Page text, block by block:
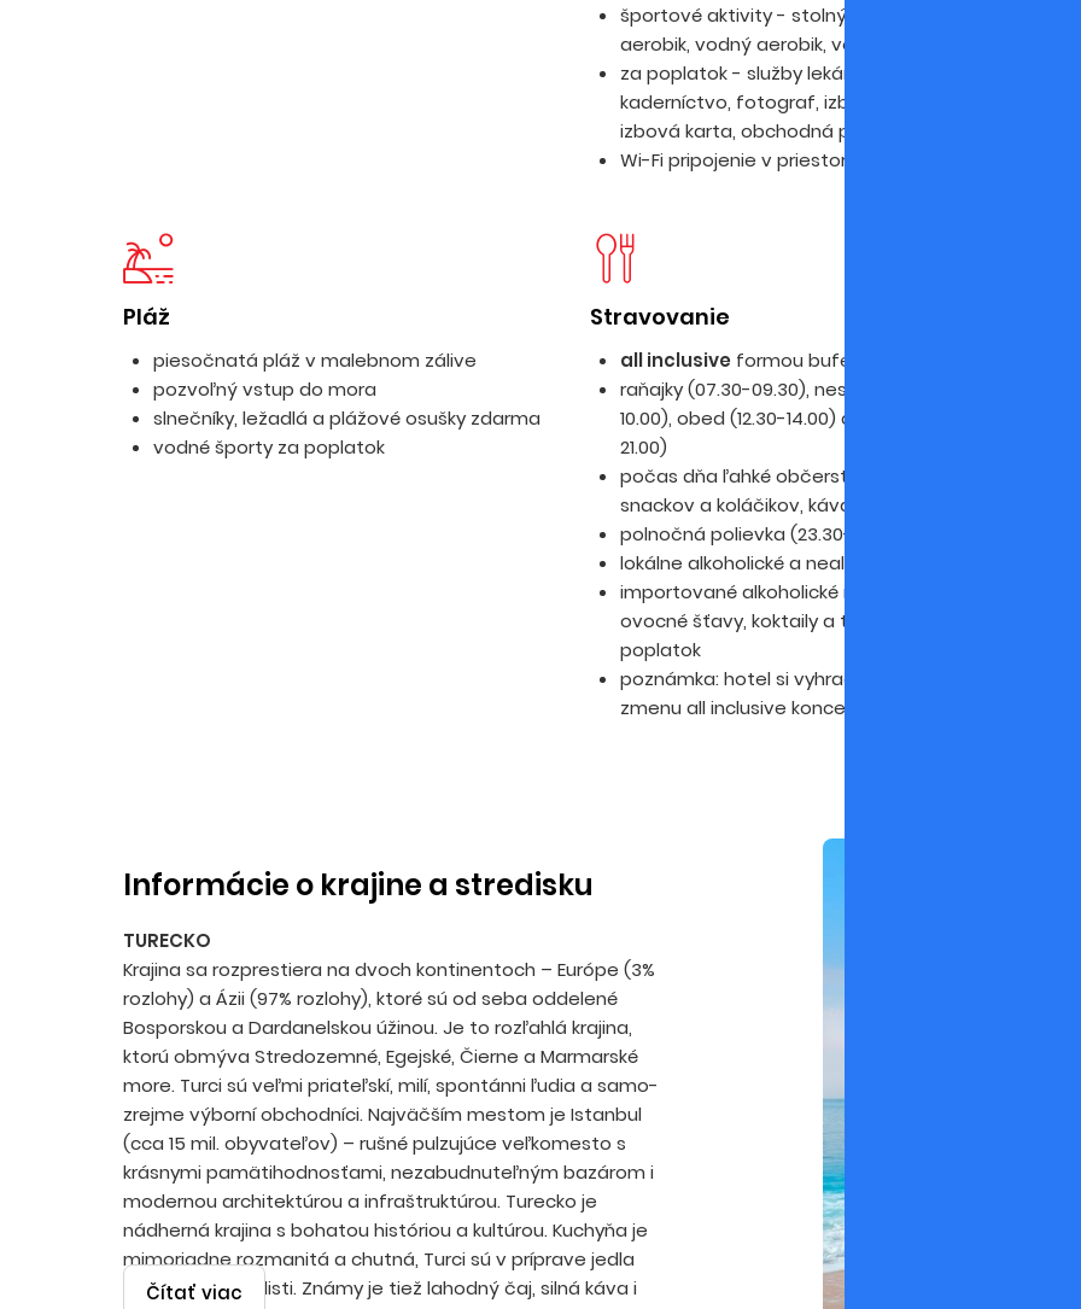
športové aktivity - stolný tenis, boccia, šípky,
aerobik, vodný aerobik, vodné hry
za poplatok - služby lekára, čistiareň,
kaderníctvo, fotograf, izbová služba, druhá
izbová karta, obchodná pasáž
Wi-Fi pripojenie v priestoroch lobby zdarma
Pláž
piesočnatá pláž v malebnom zálive
pozvoľný vstup do mora
slnečníky, ležadlá a plážové osušky zdarma
vodné športy za poplatok
Stravovanie
all inclusive formou bufetových stolov
raňajky (07.30-09.30), neskoré raňajky (09.30-
10.00), obed (12.30-14.00) a večera (19.00-
21.00)
počas dňa ľahké občerstvenie vo forme
snackov a koláčikov, káva, čaj
polnočná polievka (23.30-24.00)
lokálne alkoholické a nealkoholické nápoje
importované alkoholické nápoje, čerstvé
ovocné šťavy, koktaily a turecká káva za
poplatok
poznámka: hotel si vyhradzuje právo na
zmenu all inclusive konceptu
Informácie o krajine a stredisku
TURECKO
Krajina sa rozprestiera na dvoch kontinentoch – Európe (3%
rozlohy) a Ázii (97% rozlohy), ktoré sú od seba oddelené
Bosporskou a Dardanelskou úžinou. Je to rozľahlá krajina,
ktorú obmýva Stredozemné, Egejské, Čierne a Marmarské
more. Turci sú veľmi priateľskí, milí, spontánni ľudia a samo­
zrejme výborní obchodníci. Najväčším mestom je Istanbul
(cca 15 mil. obyvateľov) – rušné pulzujúce veľkomesto s
krásnymi pamätihodnosťami, nezabudnuteľným bazá­rom i
modernou architektúrou a infraštruktúrou. Turecko je
nádherná krajina s bohatou históriou a kultúrou. Kuchyňa je
mimoriadne rozmanitá a chutná, Turci sú v príprave jedla
skutoční špecialisti. Známy je tiež lahodný čaj, silná káva i
Čítať viac